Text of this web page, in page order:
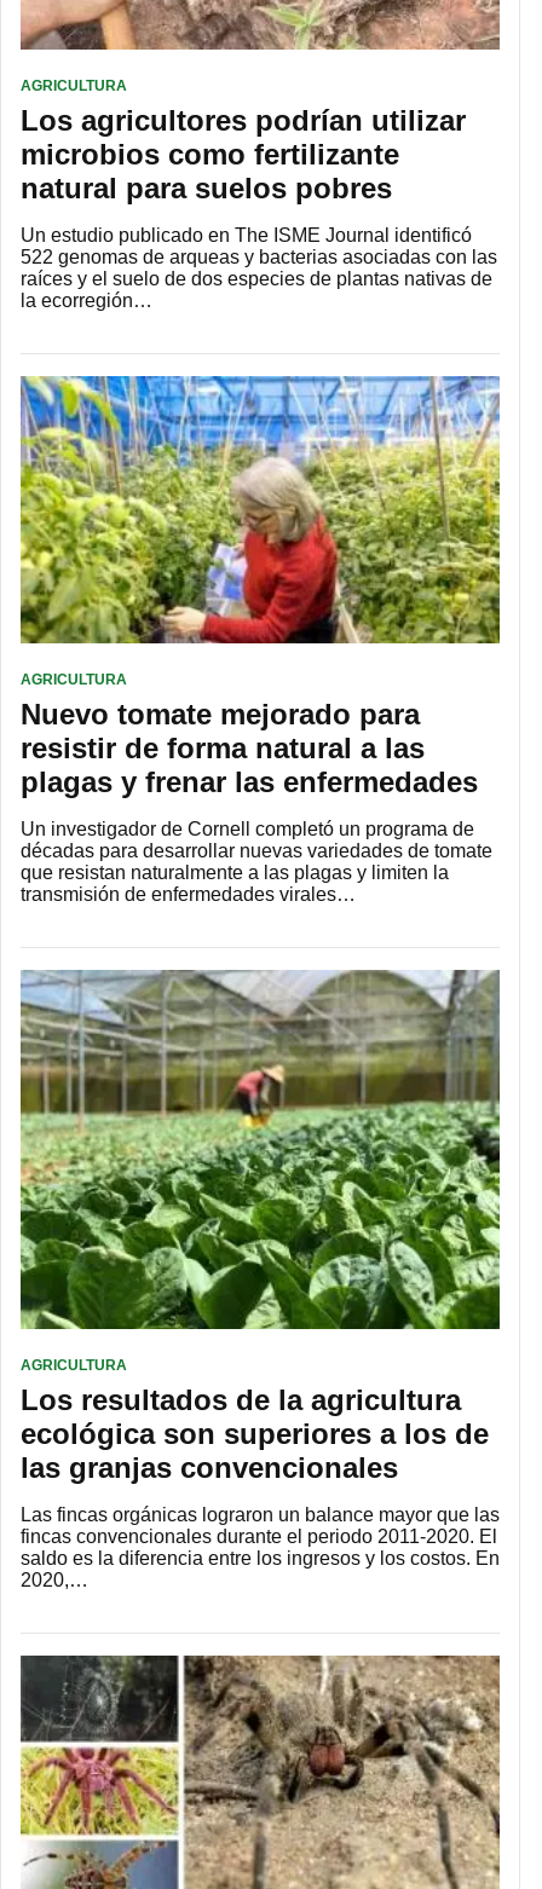
AGRICULTURA
Los agricultores podrían utilizar
microbios como fertilizante
natural para suelos pobres
Un estudio publicado en The ISME Journal identificó
522 genomas de arqueas y bacterias asociadas con las
raíces y el suelo de dos especies de plantas nativas de
la ecorregión…
AGRICULTURA
Nuevo tomate mejorado para
resistir de forma natural a las
plagas y frenar las enfermedades
Un investigador de Cornell completó un programa de
décadas para desarrollar nuevas variedades de tomate
que resistan naturalmente a las plagas y limiten la
transmisión de enfermedades virales…
AGRICULTURA
Los resultados de la agricultura
ecológica son superiores a los de
las granjas convencionales
Las fincas orgánicas lograron un balance mayor que las
fincas convencionales durante el periodo 2011-2020. El
saldo es la diferencia entre los ingresos y los costos. En
2020,…